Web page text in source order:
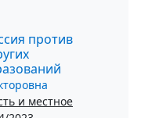
против
и местное